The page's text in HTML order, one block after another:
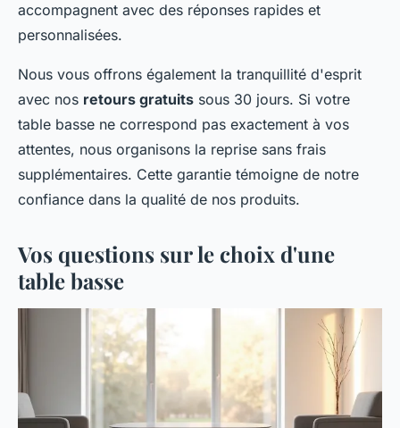
accompagnent avec des réponses rapides et
personnalisées.
Nous vous offrons également la tranquillité d'esprit
avec nos retours gratuits sous 30 jours. Si votre
table basse ne correspond pas exactement à vos
attentes, nous organisons la reprise sans frais
supplémentaires. Cette garantie témoigne de notre
confiance dans la qualité de nos produits.
Vos questions sur le choix d'une
table basse